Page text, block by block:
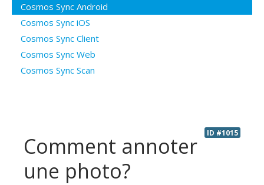
Questions ouvertes
Connexion
Cosmos Sync Android
Cosmos Sync iOS
Cosmos Sync Client
Cosmos Sync Web
Cosmos Sync Scan
ID #1015
Comment annoter
une photo?